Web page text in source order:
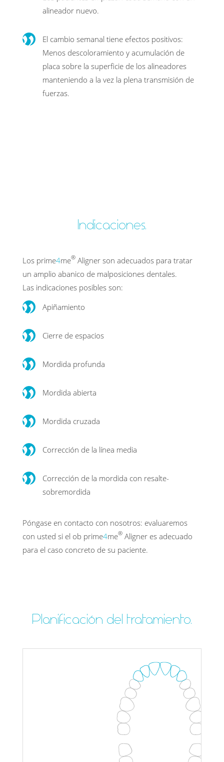
alineador nuevo.
El cambio semanal tiene efectos positivos:
Menos descoloramiento y acumulación de
placa sobre la superficie de los alineadores
manteniendo a la vez la plena transmisión de
fuerzas.
Indicaciones.
Los prime4me® Aligner son adecuados para tratar
un amplio abanico de malposiciones dentales.
Las indicaciones posibles son:
Apiñamiento
Cierre de espacios
Mordida profunda
Mordida abierta
Mordida cruzada
Corrección de la línea media
Corrección de la mordida con resalte-
sobremordida
Póngase en contacto con nosotros: evaluaremos
con usted si el ob prime4me® Aligner es adecuado
para el caso concreto de su paciente.
Planificación del tratamiento.